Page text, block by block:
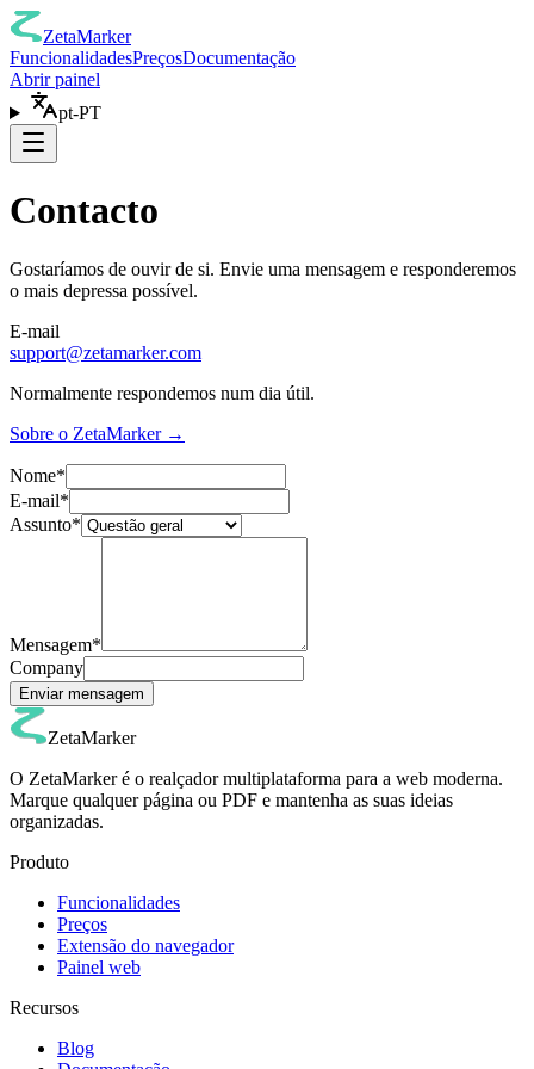
ZetaMarker
FuncionalidadesPreçosDocumentação
Abrir painel
pt-PT
Contacto
Gostaríamos de ouvir de si. Envie uma mensagem e responderemos
o mais depressa possível.
E-mail
support@zetamarker.com
Normalmente respondemos num dia útil.
Sobre o ZetaMarker→
Nome*
E-mail*
Assunto*
Mensagem*
Company
Enviar mensagem
ZetaMarker
O ZetaMarker é o realçador multiplataforma para a web moderna.
Marque qualquer página ou PDF e mantenha as suas ideias
organizadas.
Produto
Funcionalidades
Preços
Extensão do navegador
Painel web
Recursos
Blog